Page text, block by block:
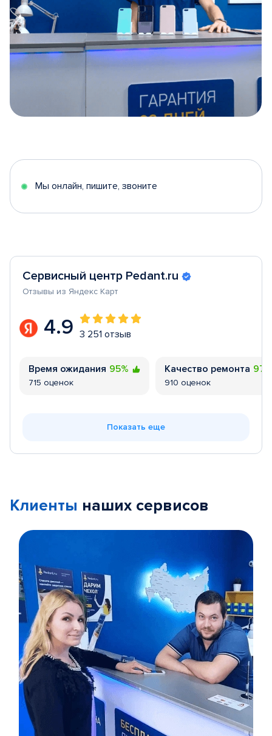
5
Мы онлайн, пишите, звоните
Сервисный центр Pedant.ru
Отзывы из Яндекс Карт
4.9 3 251 отзыв
Время ожидания 95%
715 оценок
Качество ремонта
910 оценок
Показать еще
Клиенты наших сервисов